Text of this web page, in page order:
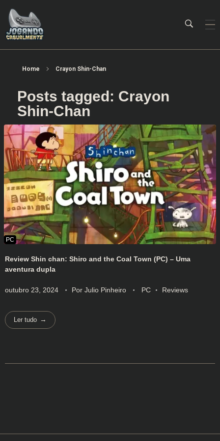
Home Crayon Shin-Chan
Posts tagged: Crayon
Shin-Chan
Review Shin chan: Shiro and the Coal Town (PC) – Uma
aventura dupla
outubro 23, 2024 Por Julio Pinheiro PC Reviews
Ler tudo